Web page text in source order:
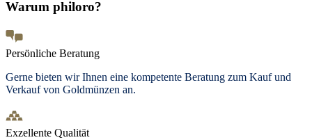
Warum philoro?
Persönliche Beratung
Gerne bieten wir Ihnen eine kompetente Beratung zum Kauf und
Verkauf von Goldmünzen an.
Exzellente Qualität